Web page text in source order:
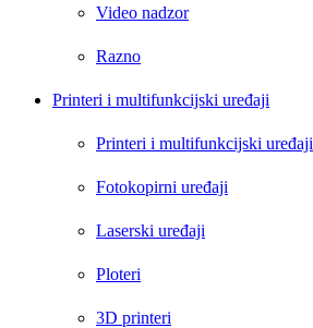
Video nadzor
Razno
Printeri i multifunkcijski uređaji
Printeri i multifunkcijski uređaji
Fotokopirni uređaji
Laserski uređaji
Ploteri
3D printeri